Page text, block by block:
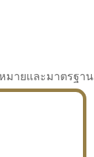
มายและมาตรฐาน